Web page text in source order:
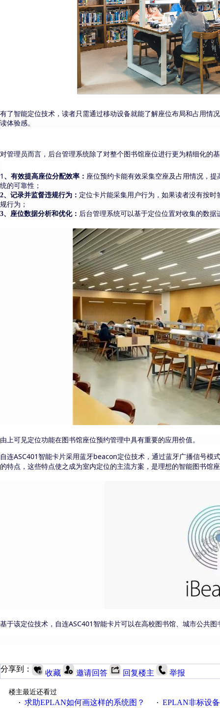
有了智能定位技术，读者只需通过移动设备就能了解座位布局和占用情
读体验感。
对管理员而言， 后台管理系统除了对整个图书馆座位进行更为精细化的
1 、有效提高座位分配效率： 座位预约卡能有效采集空座及占用情况， 提
统的可靠性 ；
2、记录并监督违规行为 ： 定位卡片能采集用户行为， 如果读者没有按时
规行为 ；
3、座位数据分析和优化： 后台管理系统可以基于定位位置对收集的数据
由上可见定位功能在图书馆座位预约管理中具有重要的应用价值。
自连ASC401智能卡片采用蓝牙beacon定位技术， 通过蓝牙广播信号模式
的特点， 这些特点使之成为室内定位的主流方案，是理想的智能图书馆
基于该定位技术，自连ASC401智能卡片可以在高校图书馆、城市公共
分享到： 收藏 邀请回答 回复楼主 举报
楼主最近还看过
· 求助EPLAN如何画这样的系统图？ · EPLAN非标设